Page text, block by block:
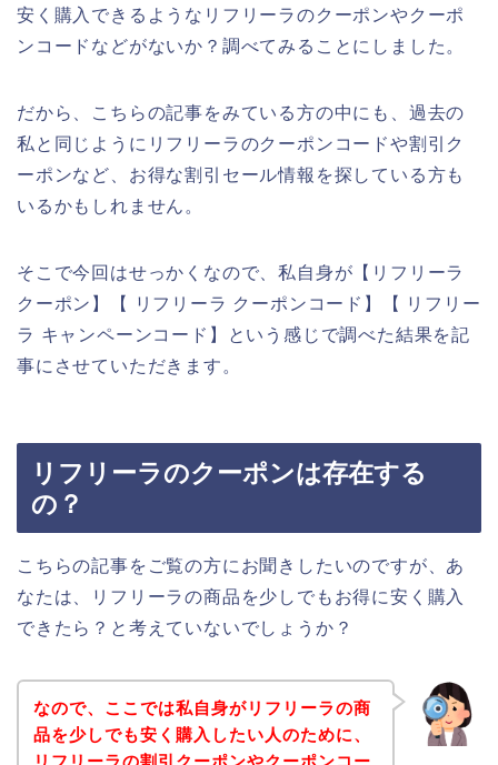
安く購入できるようなリフリーラのクーポンやクーポ
ンコードなどがないか？調べてみることにしました。
だから、こちらの記事をみている方の中にも、過去の
私と同じようにリフリーラのクーポンコードや割引ク
ーポンなど、お得な割引セール情報を探している方も
いるかもしれません。
そこで今回はせっかくなので、私自身が【リフリーラ
クーポン】【 リフリーラ クーポンコード】【 リフリー
ラ キャンペーンコード】という感じで調べた結果を記
事にさせていただきます。
リフリーラのクーポンは存在する
の？
こちらの記事をご覧の方にお聞きしたいのですが、あ
なたは、リフリーラの商品を少しでもお得に安く購入
できたら？と考えていないでしょうか？
なので、ここでは私自身がリフリーラの商
品を少しでも安く購入したい人のために、